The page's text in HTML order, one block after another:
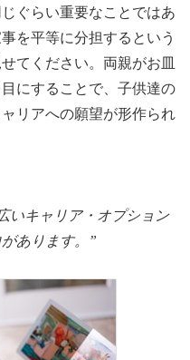
ぐらい重要なことではあ
を平等に分担するという
てください。両親がお皿
にすることで、子供達の
リアへの願望が形作られ
いキャリア・オプション
あります。”